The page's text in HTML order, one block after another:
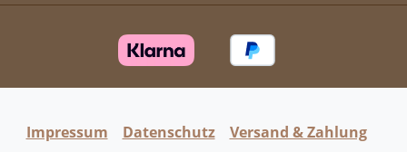
Impressum Datenschutz
Versand & Zahlung